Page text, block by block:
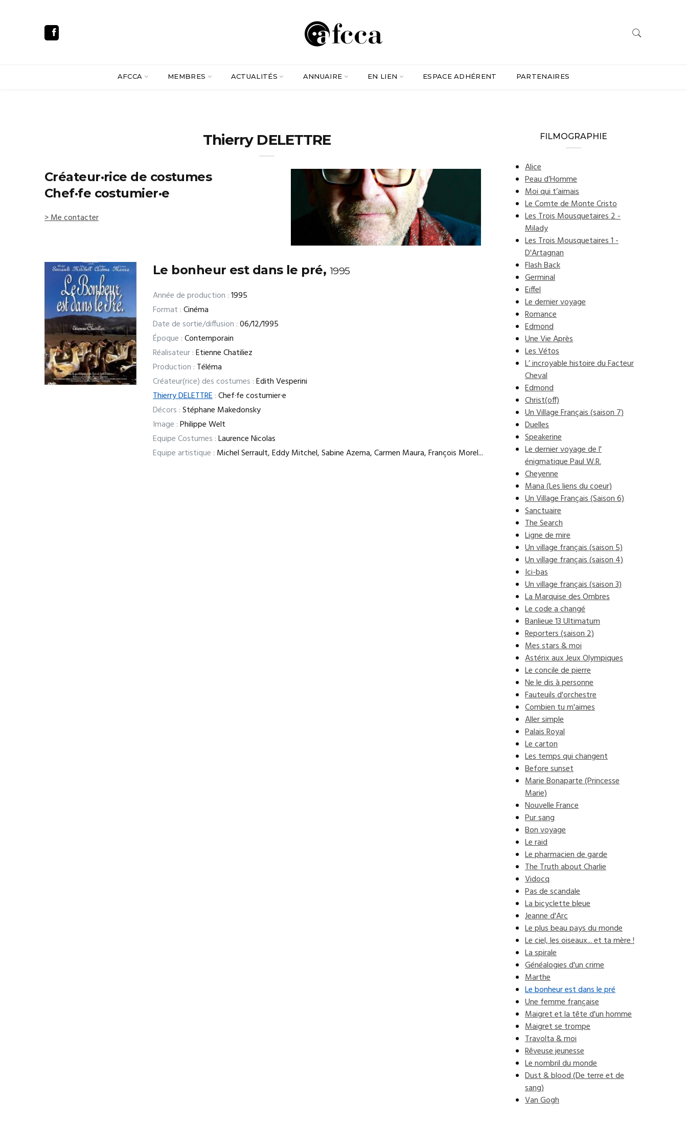
AFCCA MEMBRES ACTUALITÉS ANNUAIRE EN LIEN ESPACE ADHÉRENT PARTENAIRES
Thierry DELETTRE
Créateur·rice de costumes
Chef·fe costumier·e
> Me contacter
Le bonheur est dans le pré, 1995
Année de production :1995
Format :Cinéma
Date de sortie/diffusion :06/12/1995
Époque :Contemporain
Réalisateur :Etienne Chatiliez
Production : Téléma
Créateur(rice) des costumes :Edith Vesperini
Thierry DELETTRE:Chef·fe costumier·e
Décors :Stéphane Makedonsky
Image :Philippe Welt
Equipe Costumes :Laurence Nicolas
Equipe artistique : Michel Serrault, Eddy Mitchel, Sabine Azema, Carmen Maura, François Morel...
FILMOGRAPHIE
Alice
Peau d’Homme
Moi qui t’aimais
Le Comte de Monte Cristo
Les Trois Mousquetaires 2 -
Milady
Les Trois Mousquetaires 1 -
D'Artagnan
Flash Back
Germinal
Eiffel
Le dernier voyage
Romance
Edmond
Une Vie Après
Les Vétos
L’ incroyable histoire du Facteur
Cheval
Edmond
Christ(off)
Un Village Français (saison 7)
Duelles
Speakerine
Le dernier voyage de l'
énigmatique Paul W.R.
Cheyenne
Mana (Les liens du coeur)
Un Village Français (Saison 6)
Sanctuaire
The Search
Ligne de mire
Un village français (saison 5)
Un village français (saison 4)
Ici-bas
Un village français (saison 3)
La Marquise des Ombres
Le code a changé
Banlieue 13 Ultimatum
Reporters (saison 2)
Mes stars & moi
Astérix aux Jeux Olympiques
Le concile de pierre
Ne le dis à personne
Fauteuils d'orchestre
Combien tu m'aimes
Aller simple
Palais Royal
Le carton
Les temps qui changent
Before sunset
Marie Bonaparte (Princesse
Marie)
Nouvelle France
Pur sang
Bon voyage
Le raid
Le pharmacien de garde
The Truth about Charlie
Vidocq
Pas de scandale
La bicyclette bleue
Jeanne d'Arc
Le plus beau pays du monde
Le ciel, les oiseaux... et ta mère !
La spirale
Généalogies d'un crime
Marthe
Le bonheur est dans le pré
Une femme française
Maigret et la tête d'un homme
Maigret se trompe
Travolta & moi
Rêveuse jeunesse
Le nombril du monde
Dust & blood (De terre et de
sang)
Van Gogh